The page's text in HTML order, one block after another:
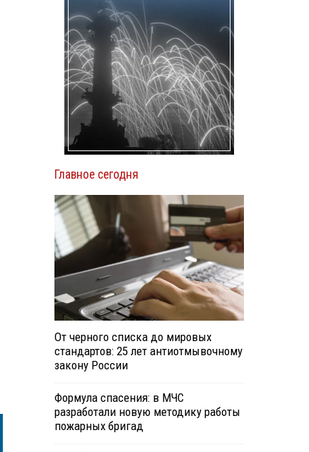
Главное сегодня
От черного списка до мировых
стандартов: 25 лет антиотмывочному
закону России
Формула спасения: в МЧС
разработали новую методику работы
пожарных бригад